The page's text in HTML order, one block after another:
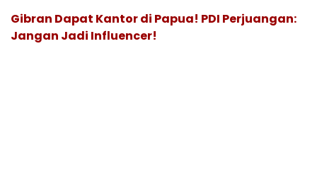
Gibran Dapat Kantor di Papua! PDI Perjuangan:
Jangan Jadi Influencer!